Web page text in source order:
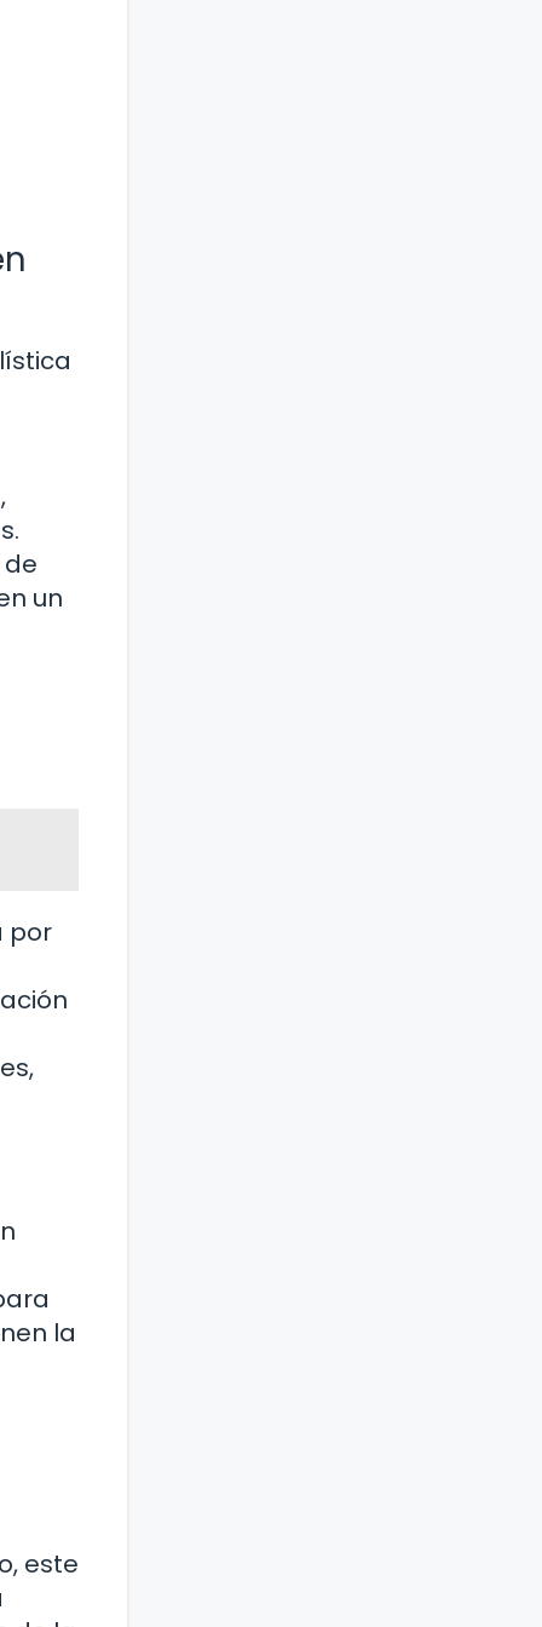
un
por
la
este